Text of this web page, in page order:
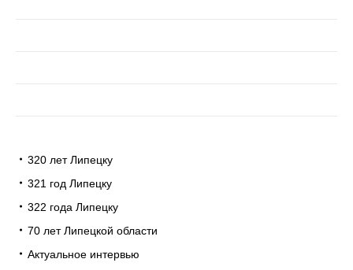
320 лет Липецку
321 год Липецку
322 года Липецку
70 лет Липецкой области
Актуальное интервью